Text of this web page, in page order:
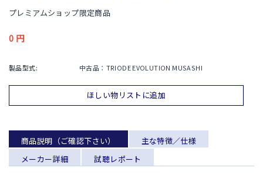
プレミアムショップ限定商品
0 円
製品型式: 中古品：TRIODE EVOLUTION MUSASHI
ほしい物リストに追加
商品説明（ご確認下さい）
主な特徴／仕様
メーカー詳細
試聴レポート